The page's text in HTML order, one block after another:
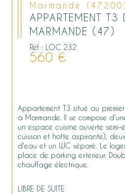
Marmande
APPARTEMENT T3
MARMANDE (47)
Réf : LOC 232
560 €
Appartement T3 situé au
à Marmande. Il se compose
un espace cuisine ouverte
cuisson et hotte aspirante),
d'eau et un WC séparé. Le
place de parking exterieur.
chauffage électrique.
LIBRE DE SUITE